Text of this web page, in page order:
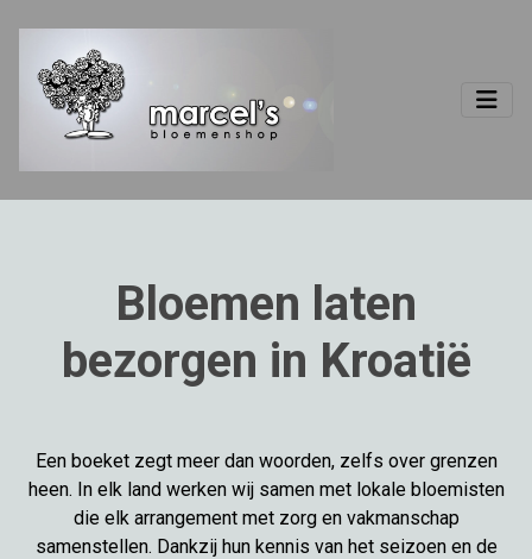
Bloemen laten
bezorgen in Kroatië
Een boeket zegt meer dan woorden, zelfs over grenzen
heen. In elk land werken wij samen met lokale bloemisten
die elk arrangement met zorg en vakmanschap
samenstellen. Dankzij hun kennis van het seizoen en de